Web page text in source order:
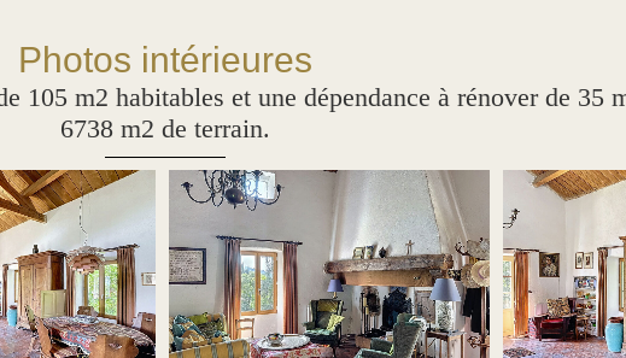
Photos intérieures
105 m2 habitables et une dépendance à rénover de 35
6738 m2 de terrain.